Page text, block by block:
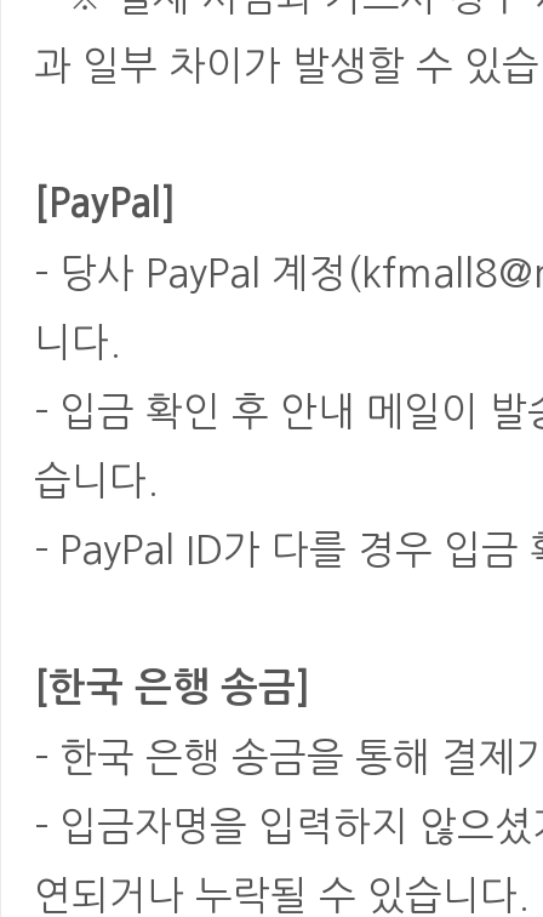
과 일부 차이가 발생할 수 있
[PayPal]
- 당사 PayPal 계정
니다.
- 입금 확인 후 안내 메일이
습니다.
- PayPal ID가 다를 경우 입금
[한국 은행 송금]
- 한국 은행 송금을 통해 결제
- 입금자명을 입력하지 않으
연되거나 누락될 수 있습니다.